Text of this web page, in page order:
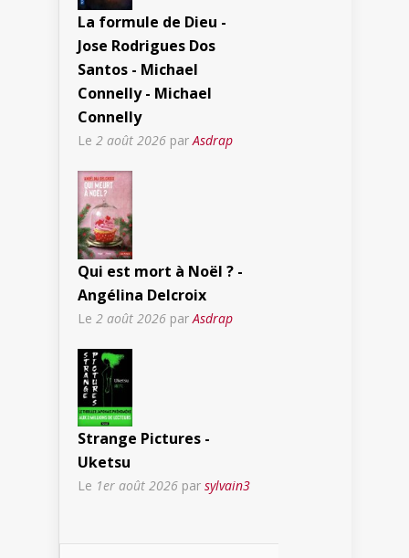
La formule de Dieu -
Jose Rodrigues Dos
Santos - Michael
Connelly - Michael
Connelly
Le 2 août 2026 parAsdrap
Qui est mort à Noël ? -
Angélina Delcroix
Le 2 août 2026 par Asdrap
Strange Pictures -
Uketsu
Le 1er août 2026 par sylvain3